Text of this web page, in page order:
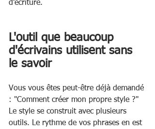
d'écriture.
L'outil que beaucoup
d'écrivains utilisent sans
le savoir
Vous vous êtes peut-être déjà demandé
: "Comment créer mon propre style ?"
Le style se construit avec plusieurs
outils. Le rythme de vos phrases en est